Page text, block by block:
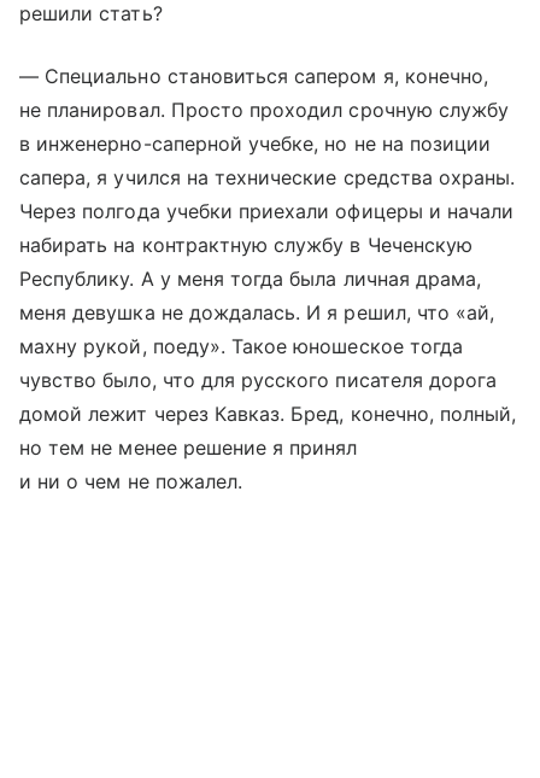
решили стать?
— Специально становиться сапером я, конечно,
не планировал. Просто проходил срочную службу
в инженерно-саперной учебке, но не на позиции
сапера, я учился на технические средства охраны.
Через полгода учебки приехали офицеры и начали
набирать на контрактную службу в Чеченскую
Республику. А у меня тогда была личная драма,
меня девушка не дождалась. И я решил, что «ай,
махну рукой, поеду». Такое юношеское тогда
чувство было, что для русского писателя дорога
домой лежит через Кавказ. Бред, конечно, полный,
но тем не менее решение я принял
и ни о чем не пожалел.